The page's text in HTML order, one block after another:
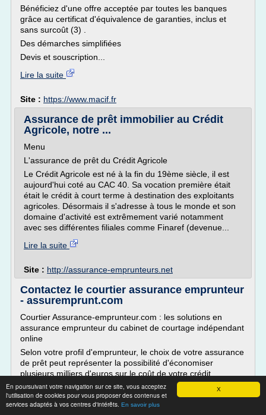
X
En poursuivant votre navigation sur ce site, vous acceptez
l'utilisation de cookies pour vous proposer des contenus et
services adaptés à vos centres d'intérêts. En savoir plus
Bénéficiez d'une offre acceptée par toutes les banques
grâce au certificat d'équivalence de garanties, inclus et
sans surcoût (3) .
Des démarches simplifiées
Devis et souscription...
Lire la suite
Site : https://www.macif.fr
Assurance de prêt immobilier au Crédit
Agricole, notre ...
Menu
L'assurance de prêt du Crédit Agricole
Le Crédit Agricole est né à la fin du 19ème siècle, il est
aujourd'hui coté au CAC 40. Sa vocation première était
était le crédit à court terme à destination des exploitants
agricoles. Désormais il s'adresse à tous le monde et son
domaine d'activité est extrêmement varié notamment
avec ses différentes filiales comme Finaref (devenue...
Lire la suite
Site : http://assurance-emprunteurs.net
Contactez le courtier assurance emprunteur
- assuremprunt.com
Courtier Assurance-emprunteur.com : les solutions en
assurance emprunteur du cabinet de courtage indépendant
online
Selon votre profil d'emprunteur, le choix de votre assurance
de prêt peut représenter la possibilité d'économiser
plusieurs milliers d'euros sur le coût de votre crédit
immobilier.
Gagnez du temps et de l'argent avec le courtier assurance
emprunteur